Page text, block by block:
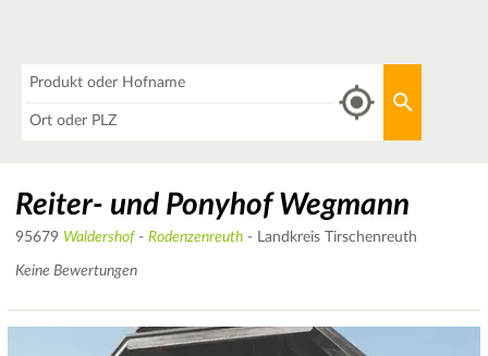
Reiter- und Ponyhof Wegmann
95679 Waldershof- Rodenzenreuth - Landkreis Tirschenreuth
Keine Bewertungen